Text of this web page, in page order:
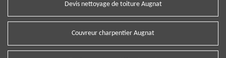
Devis nettoyage de toiture Augnat
Couvreur charpentier Augnat